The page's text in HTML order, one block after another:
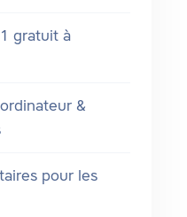
gratuit à
&
pour les